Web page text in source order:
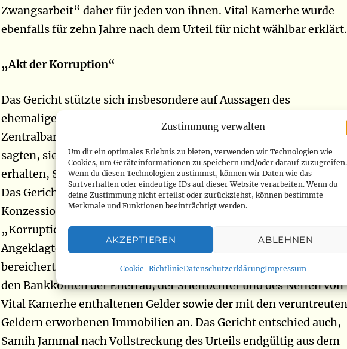
Zustimmung verwalten
Um dir ein optimales Erlebnis zu bieten, verwenden wir Technologien wie
Cookies, um Geräteinformationen zu speichern und/oder darauf zuzugreifen.
Wenn du diesen Technologien zustimmst, können wir Daten wie das
Surfverhalten oder eindeutige IDs auf dieser Website verarbeiten. Wenn du
deine Zustimmung nicht erteilst oder zurückziehst, können bestimmte
Merkmale und Funktionen beeinträchtigt werden.
AKZEPTIEREN ABLEHNEN
Cookie-RichtlinieDatenschutzerklärungImpressum
Zwangsarbeit“ daher für jeden von ihnen. Vital Kamerhe wurde
ebenfalls für zehn Jahre nach dem Urteil für nicht wählbar erklärt.
„Akt der Korruption“
Das Gericht stützte sich insbesondere auf Aussagen des
ehemaligen Finanzministers, Henri Yav, und des Gouverneurs der
Zentralbank des Kongo, Deogratias Mutombo, die vor den
sagten, sie hätten Anweisungen vom Angeklagten Kamerhe
erhalten, Samih Jammal im Dringlichkeitsverfahren zu bezahlen.
Das Gericht bezeichnete auch die Übergabe eines Teils einer
Konzession von Samih Jamal an Vital Kamerhes Stieftochter als
„Korruptionsakt“. Die Richter stellten fest, dass sich die
Angeklagten und ihre Angehörigen mit diesen Märkten illegal
bereichert haben. So ordnete das Gericht die Einziehung der auf
den Bankkonten der Ehefrau, der Stieftochter und des Neffen von
Vital Kamerhe enthaltenen Gelder sowie der mit den veruntreuten
Geldern erworbenen Immobilien an. Das Gericht entschied auch,
Samih Jammal nach Vollstreckung des Urteils endgültig aus dem